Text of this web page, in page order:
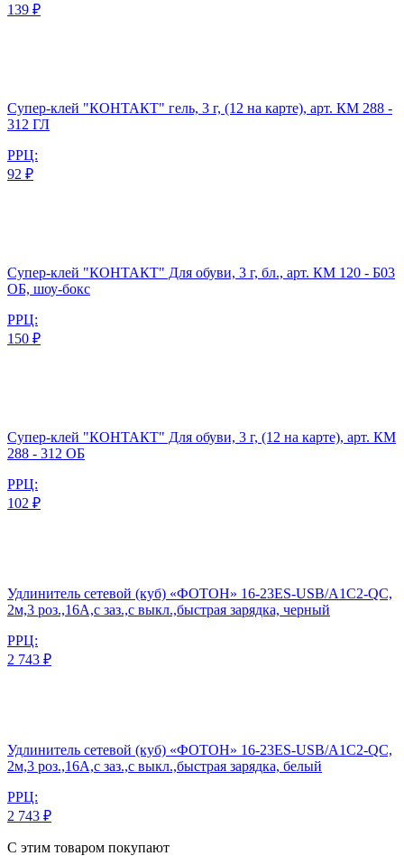
139 ₽
Супер-клей "КОНТАКТ" гель, 3 г, (12 на карте), арт. КМ 288 -
312 ГЛ
РРЦ:
92 ₽
Супер-клей "КОНТАКТ" Для обуви, 3 г, бл., арт. КМ 120 - Б03
ОБ, шоу-бокс
РРЦ:
150 ₽
Супер-клей "КОНТАКТ" Для обуви, 3 г, (12 на карте), арт. КМ
288 - 312 ОБ
РРЦ:
102 ₽
Удлинитель сетевой (куб) «ФОТОН» 16-23ES-USB/A1C2-QC,
2м,3 роз.,16А,с заз.,с выкл.,быстрая зарядка, черный
РРЦ:
2 743 ₽
Удлинитель сетевой (куб) «ФОТОН» 16-23ES-USB/A1C2-QC,
2м,3 роз.,16А,с заз.,с выкл.,быстрая зарядка, белый
РРЦ:
2 743 ₽
С этим товаром покупают